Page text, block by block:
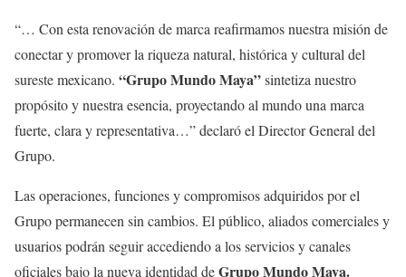
“… Con esta renovación de marca reafirmamos nuestra misión de
conectar y promover la riqueza natural, histórica y cultural del
sureste mexicano. “Grupo Mundo Maya”sintetiza nuestro
propósito y nuestra esencia, proyectando al mundo una marca
fuerte, clara y representativa…” declaró el Director General del
Grupo.
Las operaciones, funciones y compromisos adquiridos por el
Grupo permanecen sin cambios. El público, aliados comerciales y
usuarios podrán seguir accediendo a los servicios y canales
oficiales bajo la nueva identidad deGrupo Mundo Maya.